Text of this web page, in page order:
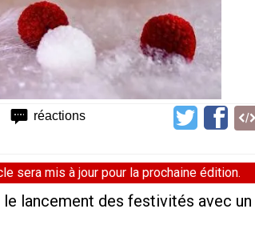
réactions
sera mis à jour pour la prochaine édition.
lancement des festivités avec un